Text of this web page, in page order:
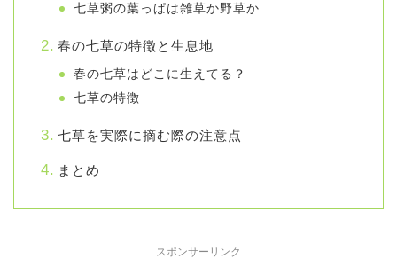
七草粥の葉っぱは雑草か野草か
春の七草の特徴と生息地
春の七草はどこに生えてる？
七草の特徴
七草を実際に摘む際の注意点
まとめ
スポンサーリンク